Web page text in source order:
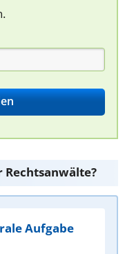
Rechtsanwälte?
Aufgabe